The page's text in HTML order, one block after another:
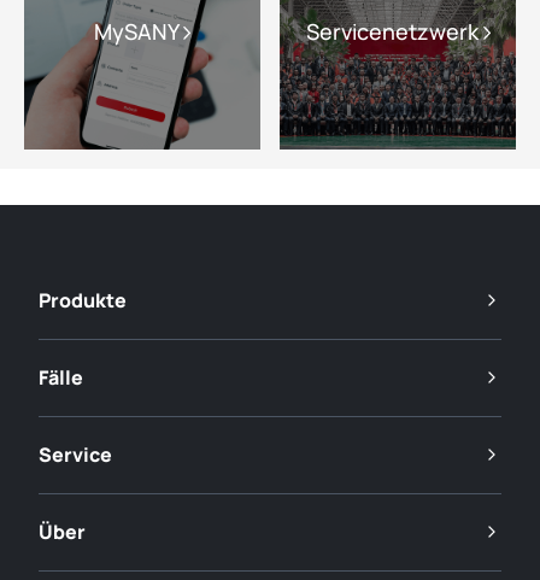
MySANY Servicenetzwerk
Produkte
Fälle
Service
Über